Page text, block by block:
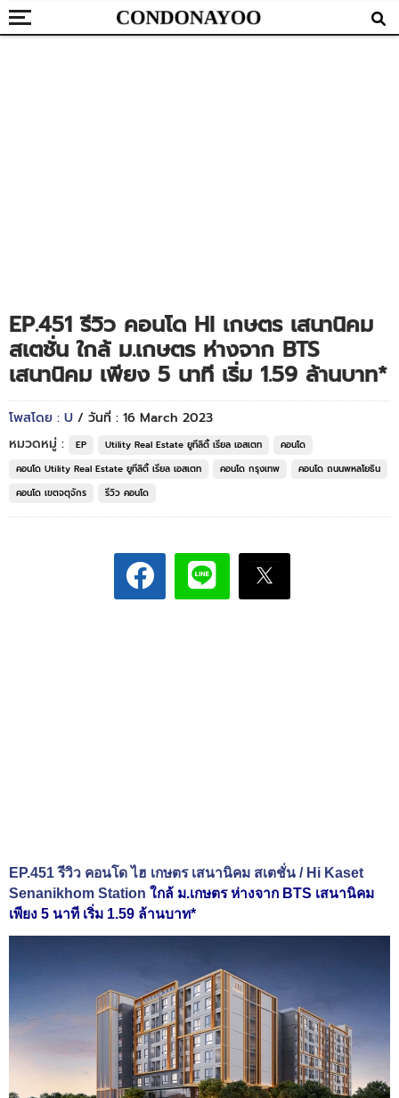
EP.451 รีวิว คอนโด HI เกษตร เสนานิคม
สเตชั่น ใกล้ ม.เกษตร ห่างจาก BTS
เสนานิคม เพียง 5 นาที เริ่ม 1.59 ล้านบาท*
โพสโดย : U / วันที่ : 16 March 2023
หมวดหมู่ :
EP Utility Real Estate ยูทีลิตี้ เรียล เอสเตท
คอนโด
คอนโด Utility Real Estate ยูทีลิตี้ เรียล เอสเตท
คอนโด กรุงเทพ
คอนโด ถนนพหลโยธิน
คอนโด เขตจตุจักร
รีวิว คอนโด
EP.451 รีวิว คอนโด ไฮ เกษตร เสนานิคม สเตชั่น / Hi Kaset
Senanikhom Station ใกล้ ม.เกษตร ห่างจาก BTS เสนานิคม
เพียง 5 นาที เริ่ม 1.59 ล้านบาท*